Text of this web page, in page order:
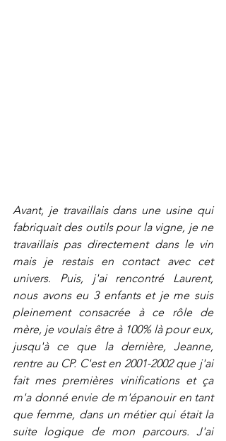
Avant, je travaillais dans une usine qui
fabriquait des outils pour la vigne, je ne
travaillais pas directement dans le vin
mais je restais en contact avec cet
univers. Puis, j'ai rencontré Laurent,
nous avons eu 3 enfants et je me suis
pleinement consacrée à ce rôle de
mère, je voulais être à 100% là pour eux,
jusqu'à ce que la dernière, Jeanne,
rentre au CP. C'est en 2001-2002 que j'ai
fait mes premières vinifications et ça
m'a donné envie de m'épanouir en tant
que femme, dans un métier qui était la
suite logique de mon parcours. J'ai